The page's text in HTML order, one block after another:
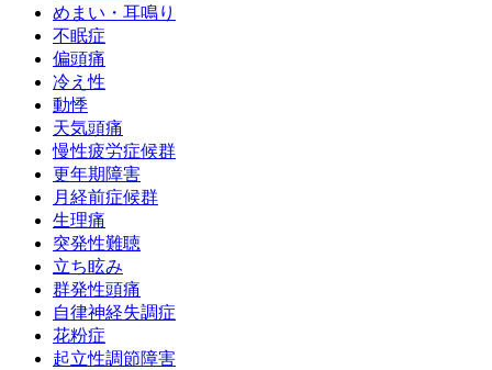
めまい・耳鳴り
不眠症
偏頭痛
冷え性
動悸
天気頭痛
慢性疲労症候群
更年期障害
月経前症候群
生理痛
突発性難聴
立ち眩み
群発性頭痛
自律神経失調症
花粉症
起立性調節障害